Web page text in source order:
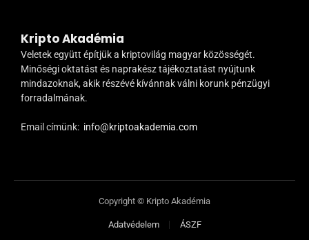
Kripto Akadémia
Veletek együtt építjük a kriptovilág magyar közösségét.
Minőségi oktatást és naprakész tájékoztatást nyújtunk
mindazoknak, akik részévé kívánnak válni korunk pénzügyi
forradalmának.
Email címünk: info@kriptoakademia.com
Copyright © Kripto Akadémia
Adatvédelem ÁSZF